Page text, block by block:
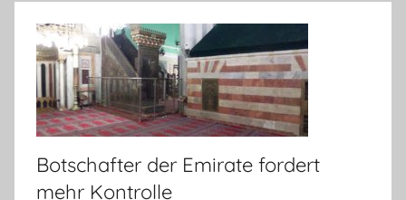
Botschafter der Emirate fordert
mehr Kontrolle